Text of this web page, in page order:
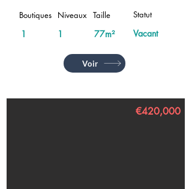
Boutiques Niveaux
1 1
Taille
77m²
Statut
Vacant
Voir
€420,000